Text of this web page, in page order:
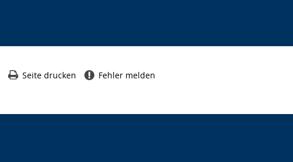
Seite drucken Fehler melden